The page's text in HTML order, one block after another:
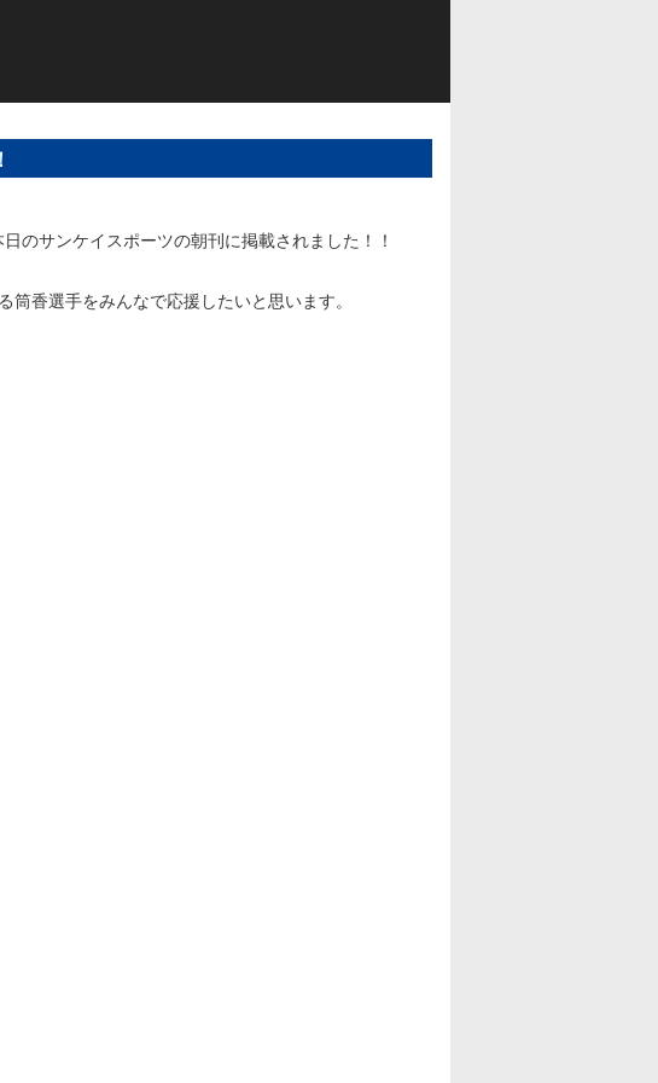
のサンケイスポーツの朝刊に掲載されました！！
香選手をみんなで応援したいと思います。